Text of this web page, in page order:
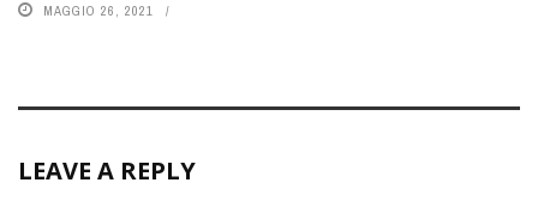
MAGGIO 26, 2021
LEAVE A REPLY